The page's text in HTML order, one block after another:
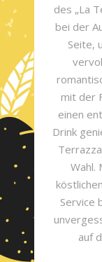
des „La
bei der
Seite,
mit der
einen
Drink
Wahl.
Service
auf